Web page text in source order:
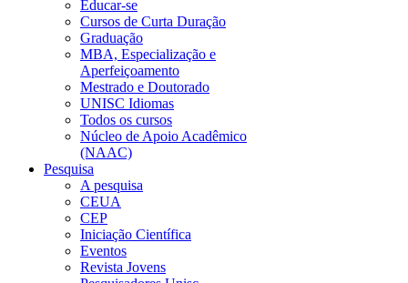
Educar-se
Cursos de Curta Duração
Graduação
MBA, Especialização e
Aperfeiçoamento
Mestrado e Doutorado
UNISC Idiomas
Todos os cursos
Núcleo de Apoio Acadêmico
(NAAC)
Pesquisa
A pesquisa
CEUA
CEP
Iniciação Científica
Eventos
Revista Jovens